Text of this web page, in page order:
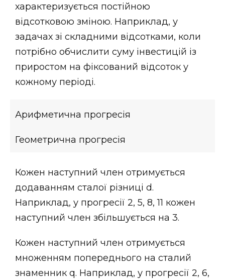
характеризується постійною
відсотковою зміною. Наприклад, у
задачах зі складними відсотками, коли
потрібно обчислити суму інвестицій із
приростом на фіксований відсоток у
кожному періоді.
Арифметична прогресія
Геометрична прогресія
Кожен наступний член отримується
додаванням сталої різниці d.
Наприклад, у прогресії 2, 5, 8, 11 кожен
наступний член збільшується на 3.
Кожен наступний член отримується
множенням попереднього на сталий
знаменник q. Наприклад, у прогресії 2, 6,